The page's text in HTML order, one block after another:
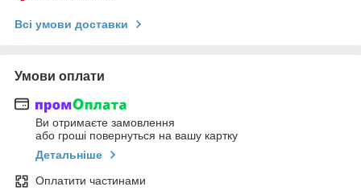
Всі умови доставки
Умови оплати
Ви отримаєте замовлення
або гроші повернуться на вашу картку
Детальніше
Оплатити частинами